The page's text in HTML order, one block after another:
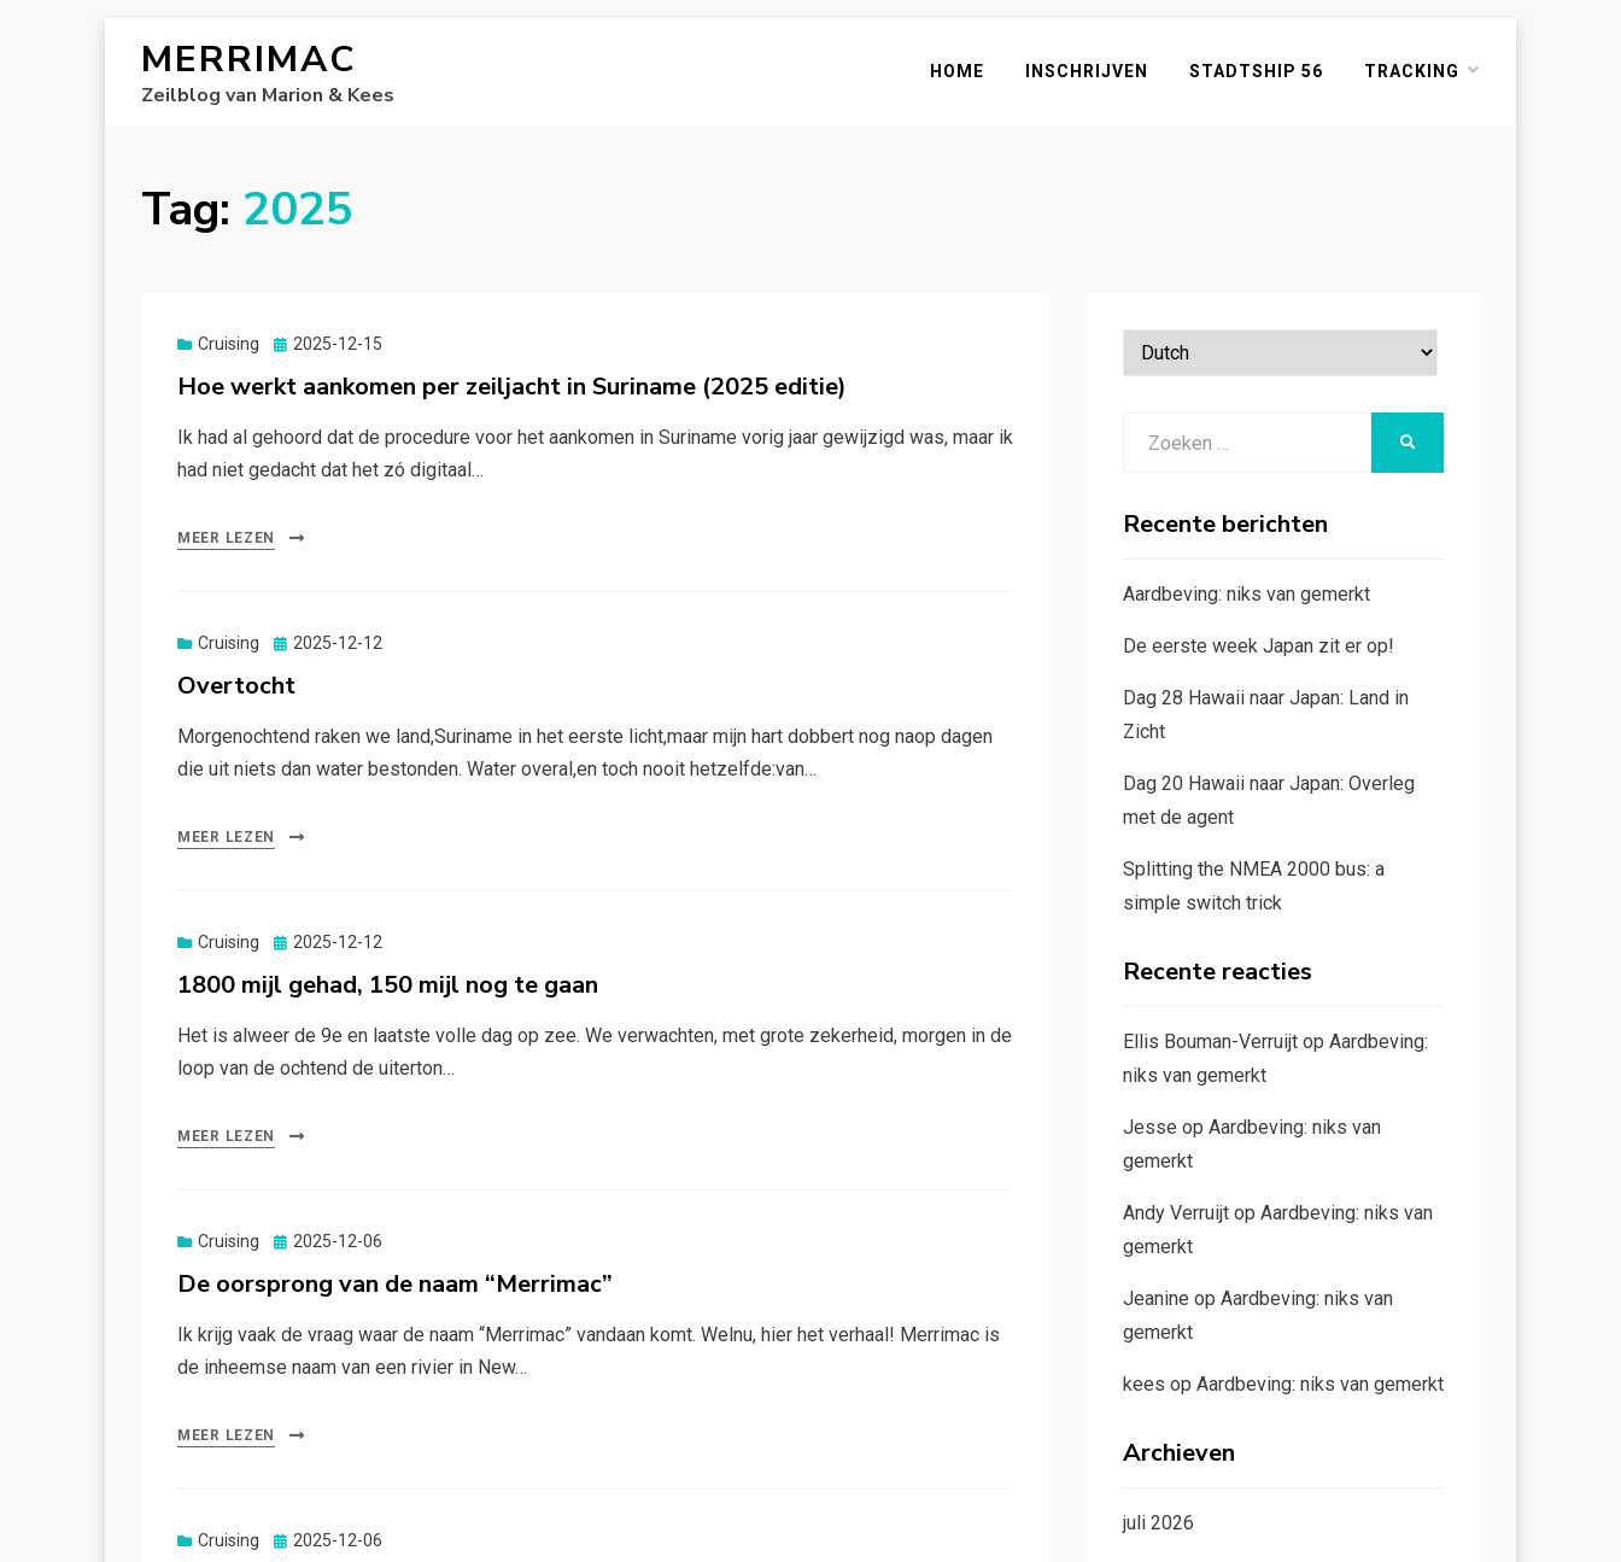
MERRIMAC
Zeilblog van Marion & Kees
HOME INSCHRIJVEN STADTSHIP 56 TRACKING
Tag: 2025
Cruising
Gepubliceerd
2025-12-15
Hoe werkt aankomen per zeiljacht in Suriname (2025 editie)
Ik had al gehoord dat de procedure voor het aankomen in Suriname vorig jaar gewijzigd was, maar ik
had niet gedacht dat het zó digitaal…
MEER LEZEN
Cruising
Gepubliceerd
2025-12-12
Overtocht
Morgenochtend raken we land,Suriname in het eerste licht,maar mijn hart dobbert nog naop dagen
die uit niets dan water bestonden. Water overal,en toch nooit hetzelfde:van…
MEER LEZEN
Cruising
Gepubliceerd
2025-12-12
1800 mijl gehad, 150 mijl nog te gaan
Het is alweer de 9e en laatste volle dag op zee. We verwachten, met grote zekerheid, morgen in de
loop van de ochtend de uiterton…
MEER LEZEN
Cruising
Gepubliceerd
2025-12-06
De oorsprong van de naam “Merrimac”
Ik krijg vaak de vraag waar de naam “Merrimac” vandaan komt. Welnu, hier het verhaal! Merrimac is
de inheemse naam van een rivier in New…
MEER LEZEN
Cruising
Gepubliceerd
2025-12-06
Recente berichten
Aardbeving: niks van gemerkt
De eerste week Japan zit er op!
Dag 28 Hawaii naar Japan: Land in
Zicht
Dag 20 Hawaii naar Japan: Overleg
met de agent
Splitting the NMEA 2000 bus: a
simple switch trick
Recente reacties
Ellis Bouman-Verruijtop Aardbeving:
niks van gemerkt
Jesse op Aardbeving: niks van
gemerkt
Andy Verruijtop Aardbeving: niks van
gemerkt
Jeanine op Aardbeving: niks van
gemerkt
kees op Aardbeving: niks van gemerkt
Archieven
juli 2026